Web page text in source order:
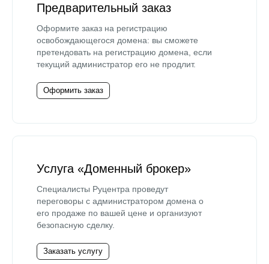
Предварительный заказ
Оформите заказ на регистрацию
освобождающегося домена: вы сможете
претендовать на регистрацию домена, если
текущий администратор его не продлит.
Оформить заказ
Услуга «Доменный брокер»
Специалисты Руцентра проведут
переговоры с администратором домена о
его продаже по вашей цене и организуют
безопасную сделку.
Заказать услугу